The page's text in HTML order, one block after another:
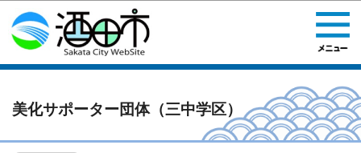
このページの本文へ移動
美化サポーター団体（三中学区）